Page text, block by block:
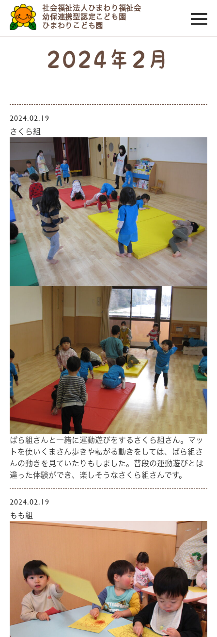
社会福祉法人ひまわり福祉会
幼保連携型認定こども園
ひまわりこども園
2024年2月
2024.02.19
さくら組
ばら組さんと一緒に運動遊びをするさくら組さん。マッ
トを使いくまさん歩きや転がる動きをしては、ばら組さ
んの動きを見ていたりもしました。普段の運動遊びとは
違った体験ができ、楽しそうなさくら組さんです。
2024.02.19
もも組